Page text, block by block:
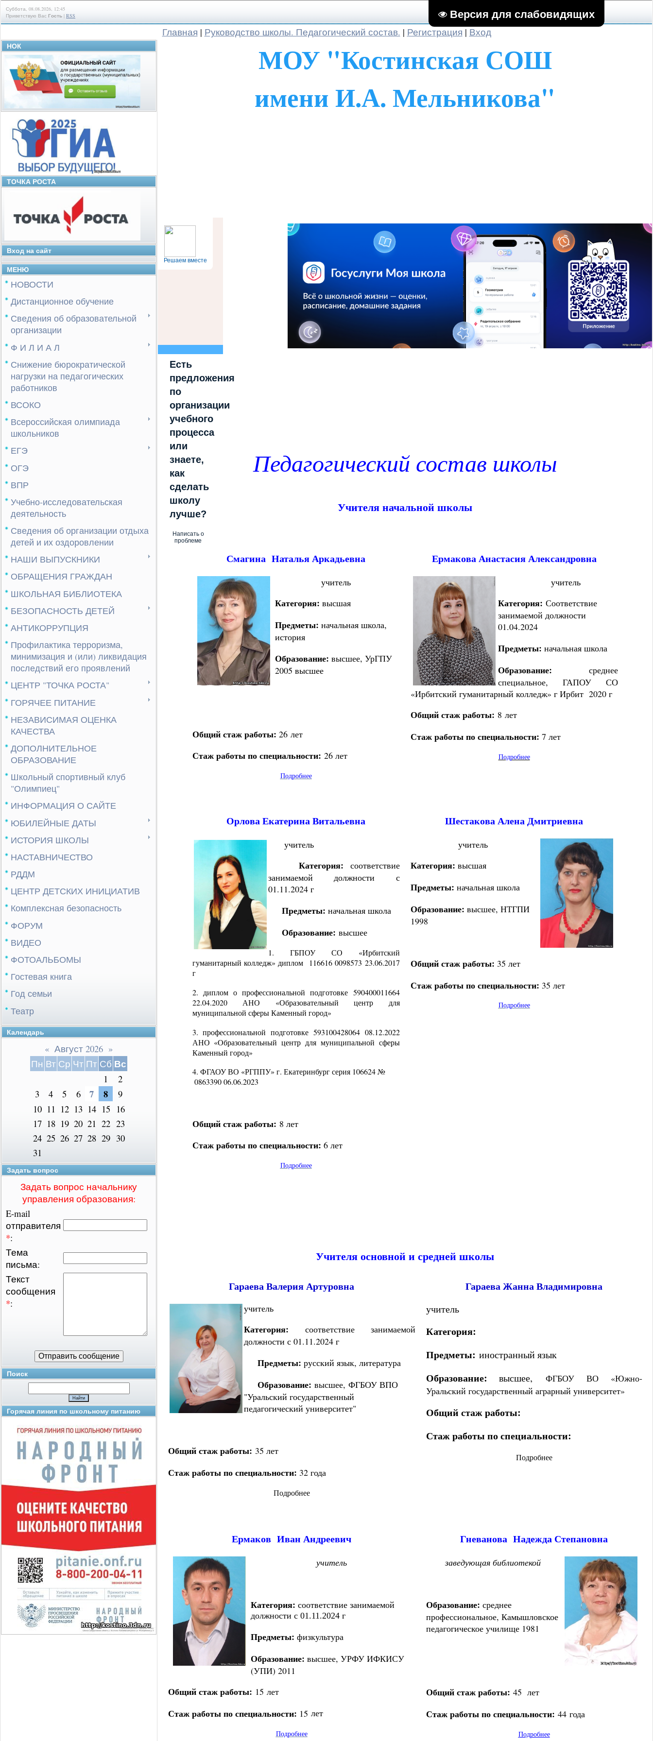
Версия для слабовидящих
Суббота, 08.08.2026, 12:45
Приветствую Вас Гость | RSS
Главная | Руководство школы. Педагогический состав. | Регистрация | Вход
НОК
ТОЧКА РОСТА
Вход на сайт
МЕНЮ
НОВОСТИ
Дистанционное обучение
Сведения об образовательной
организации
Ф И Л И А Л
Снижение бюрократической
нагрузки на педагогических
работников
ВСОКО
Всероссийская олимпиада
школьников
ЕГЭ
ОГЭ
ВПР
Учебно-исследовательская
деятельность
Сведения об организации отдыха
детей и их оздоровлении
НАШИ ВЫПУСКНИКИ
ОБРАЩЕНИЯ ГРАЖДАН
ШКОЛЬНАЯ БИБЛИОТЕКА
БЕЗОПАСНОСТЬ ДЕТЕЙ
АНТИКОРРУПЦИЯ
Профилактика терроризма,
минимизация и (или) ликвидация
последствий его проявлений
ЦЕНТР "ТОЧКА РОСТА"
ГОРЯЧЕЕ ПИТАНИЕ
НЕЗАВИСИМАЯ ОЦЕНКА
КАЧЕСТВА
ДОПОЛНИТЕЛЬНОЕ
ОБРАЗОВАНИЕ
Школьный спортивный клуб
"Олимпиец"
ИНФОРМАЦИЯ О САЙТЕ
ЮБИЛЕЙНЫЕ ДАТЫ
ИСТОРИЯ ШКОЛЫ
НАСТАВНИЧЕСТВО
РДДМ
ЦЕНТР ДЕТСКИХ ИНИЦИАТИВ
Комплексная безопасность
ФОРУМ
ВИДЕО
ФОТОАЛЬБОМЫ
Гостевая книга
Год семьи
Театр
Календарь
« Август 2026 »
Пн Вт Ср Чт Пт Сб Вс
1
2
3
4 5 6 7 8
9
10 11 12 13 14 15 16
17 18 19 20 21 22 23
24 25 26 27 28 29 30
31
Задать вопрос
Задать вопрос начальнику
управления образования:
E-mail
отправителя
*:
Тема
письма:
Текст
сообщения
*:
Поиск
Горячая линия по школьному питанию
МОУ "Костинская СОШ
имени И.А. Мельникова"
Решаем вместе
Есть
предложения
по
организации
учебного
процесса
или
знаете,
как
сделать
школу
лучше?
Написать о
проблеме
Педагогический состав школы
Учителя начальной школы
Смагина Наталья Аркадьевна Ермакова Анастасия Александровна
учитель
Категория: высшая
Предметы: начальная школа,
история
Образование: высшее, УрГПУ
2005 высшее
Общий стаж работы: 26 лет
Стаж работы по специальности: 26 лет
Подробнее
учитель
Категория: Соответствие
занимаемой должности
01.04.2024
Предметы: начальная школа
Образование: среднее
специальное, ГАПОУ СО
«Ирбитский гуманитарный колледж» г Ирбит 2020 г
Общий стаж работы: 8 лет
Стаж работы по специальности: 7 лет
Подробнее
Орлова Екатерина Витальевна ШестаковаАлена Дмитриевна
учитель
Категория: соответствие
занимаемой должности с
01.11.2024 г
Предметы: начальная школа
Образование: высшее
1. ГБПОУ СО «Ирбитский
гуманитарный колледж» диплом 116616 0098573 23.06.2017
г
2. диплом о профессиональной подготовке 590400011664
22.04.2020 АНО «Образовательный центр для
муниципальной сферы Каменный город»
3. профессиональной подготовке 593100428064 08.12.2022
АНО «Образовательный центр для муниципальной сферы
Каменный город»
4. ФГАОУ ВО «РГППУ» г. Екатеринбург серия 106624 №
0863390 06.06.2023
Общий стаж работы: 8 лет
Стаж работы по специальности: 6 лет
Подробнее
учитель
Категория: высшая
Предметы: начальная школа
Образование: высшее, НТГПИ
1998
Общий стаж работы: 35 лет
Стаж работы по специальности: 35 лет
Подробнее
Учителя основной и средней школы
Гараева Валерия Артуровна
учитель
Категория: соответствие занимаемой
должности с 01.11.2024 г
Предметы: русский язык, литература
Образование: высшее, ФГБОУ ВПО
"Уральский государственный
педагогический университет"
Общий стаж работы: 35 лет
Стаж работы по специальности: 32 года
Подробнее
Гараева Жанна Владимировна
учитель
Категория:
Предметы: иностранный язык
Образование:высшее, ФГБОУ ВО «Южно-
Уральский государственный аграрный университет»
Общий стаж работы:
Стаж работы по специальности:
Подробнее
Ермаков Иван Андреевич Гневанова Надежда Степановна
учитель
Категория: соответствие занимаемой
должности с 01.11.2024 г
Предметы: физкультура
Образование: высшее, УРФУ ИФКИСУ
(УПИ) 2011
Общий стаж работы: 15 лет
Стаж работы по специальности: 15 лет
Подробнее
заведующая библиотекой
Образование: среднее
профессиональное, Камышловское
педагогическое училище 1981
Общий стаж работы: 45 лет
Стаж работы по специальности: 44 года
Подробнее